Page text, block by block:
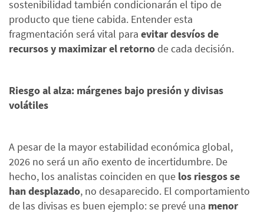
sostenibilidad también condicionarán el tipo de
producto que tiene cabida. Entender esta
fragmentación será vital para evitar desvíos de
recursos y maximizar el retornode cada decisión.
Riesgo al alza: márgenes bajo presión y divisas
volátiles
A pesar de la mayor estabilidad económica global,
2026 no será un año exento de incertidumbre. De
hecho, los analistas coinciden en que los riesgos se
han desplazado, no desaparecido. El comportamiento
de las divisas es buen ejemplo: se prevé una menor